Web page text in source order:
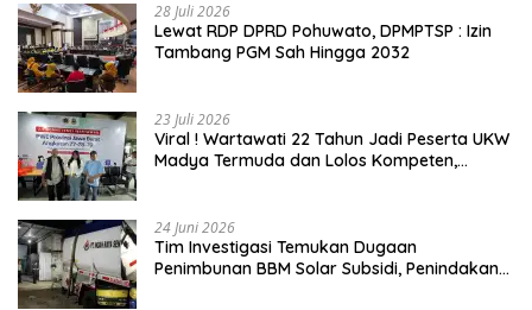
28 Juli 2026
Lewat RDP DPRD Pohuwato, DPMPTSP : Izin
Tambang PGM Sah Hingga 2032
23 Juli 2026
Viral ! Wartawati 22 Tahun Jadi Peserta UKW
Madya Termuda dan Lolos Kompeten,
24 Juni 2026
Tim Investigasi Temukan Dugaan
Penimbunan BBM Solar Subsidi, Penindakan